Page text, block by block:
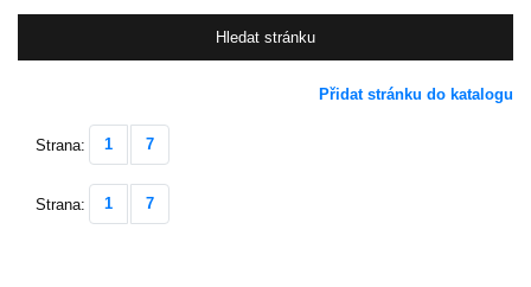
Přidat stránku do katalogu
Strana: 1 7
Strana: 1 7